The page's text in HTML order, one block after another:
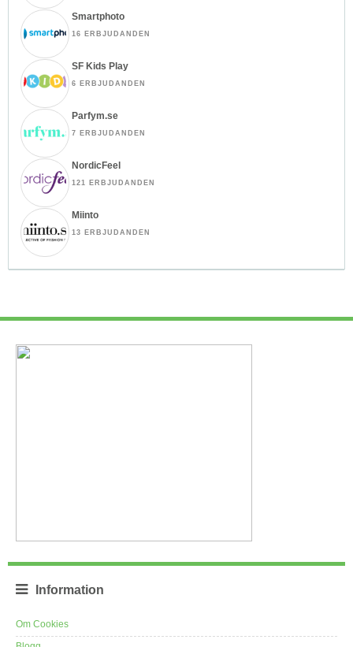
Smartphoto
16 ERBJUDANDEN
SF Kids Play
6 ERBJUDANDEN
Parfym.se
7 ERBJUDANDEN
NordicFeel
121 ERBJUDANDEN
Miinto
13 ERBJUDANDEN
Information
Om Cookies